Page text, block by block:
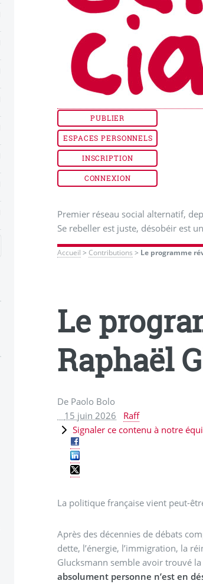
PUBLIER
ESPACES PERSONNELS
INSCRIPTION
CONNEXION
Premier réseau social alternatif,
Se rebeller est juste, désobéir est
Accueil >Contributions > Le programme
Le
Raphaël
De Paolo Bolo
15 juin 2026
Raff
Signaler ce contenu à notre
La politique française vient peut-
Après des décennies de débats
dette, l’énergie, l’immigration, la
Glucksmann semble avoir trouvé
absolument personne n’est en